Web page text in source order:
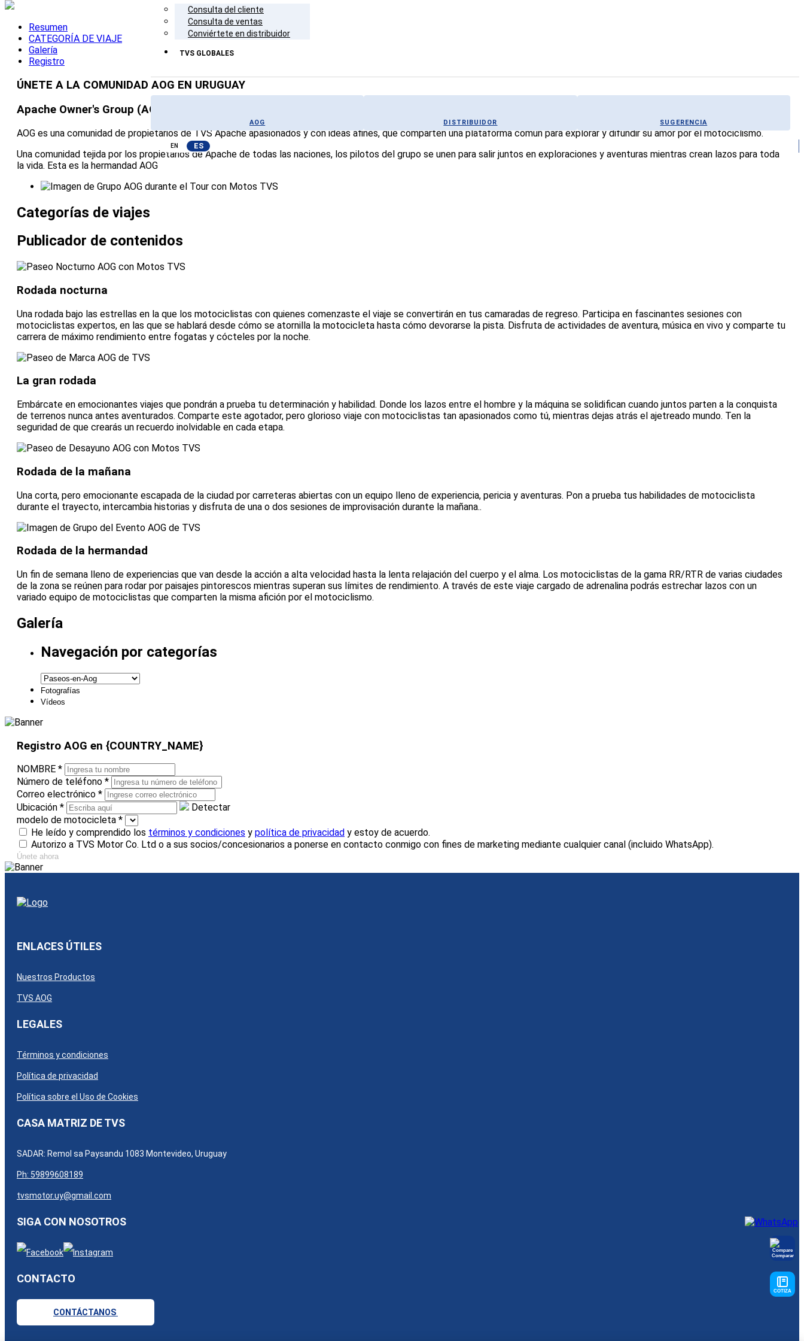
Consulta del cliente
Consulta de ventas
Conviértete en distribuidor
TVS GLOBALES
AOG DISTRIBUIDOR SUGERENCIA
EN ES
Resumen
CATEGORÍA DE VIAJE
Galería
Registro
ÚNETE A LA COMUNIDAD AOG EN URUGUAY
Apache Owner's Group (AOG)
AOG es una comunidad de propietarios de TVS Apache apasionados y con ideas afines, que comparten una plataforma común para explorar y difundir su amor por el motociclismo.
Una comunidad tejida por los propietarios de Apache de todas las naciones, los pilotos del grupo se unen para salir juntos en exploraciones y aventuras mientras crean lazos para toda
la vida. Esta es la hermandad AOG
Categorías de viajes
Publicador de contenidos
Rodada nocturna
Una rodada bajo las estrellas en la que los motociclistas con quienes comenzaste el viaje se convertirán en tus camaradas de regreso. Participa en fascinantes sesiones con
motociclistas expertos, en las que se hablará desde cómo se atornilla la motocicleta hasta cómo devorarse la pista. Disfruta de actividades de aventura, música en vivo y comparte tu
carrera de máximo rendimiento entre fogatas y cócteles por la noche.
La gran rodada
Embárcate en emocionantes viajes que pondrán a prueba tu determinación y habilidad. Donde los lazos entre el hombre y la máquina se solidifican cuando juntos parten a la conquista
de terrenos nunca antes aventurados. Comparte este agotador, pero glorioso viaje con motociclistas tan apasionados como tú, mientras dejas atrás el ajetreado mundo. Ten la
seguridad de que crearás un recuerdo inolvidable en cada etapa.
Rodada de la mañana
Una corta, pero emocionante escapada de la ciudad por carreteras abiertas con un equipo lleno de experiencia, pericia y aventuras. Pon a prueba tus habilidades de motociclista
durante el trayecto, intercambia historias y disfruta de una o dos sesiones de improvisación durante la mañana..
Rodada de la hermandad
Un fin de semana lleno de experiencias que van desde la acción a alta velocidad hasta la lenta relajación del cuerpo y el alma. Los motociclistas de la gama RR/RTR de varias ciudades
de la zona se reúnen para rodar por paisajes pintorescos mientras superan sus límites de rendimiento. A través de este viaje cargado de adrenalina podrás estrechar lazos con un
variado equipo de motociclistas que comparten la misma afición por el motociclismo.
Galería
Navegación por categorías
Fotografías
Vídeos
Registro AOG en {COUNTRY_NAME}
NOMBRE *
Número de teléfono *
Correo electrónico *
Ubicación *
Detectar
modelo de motocicleta *
He leído y comprendido los términos y condiciones y política de privacidad y estoy de acuerdo.
Autorizo a TVS Motor Co. Ltd o a sus socios/concesionarios a ponerse en contacto conmigo con fines de marketing mediante cualquier canal (incluido WhatsApp).
Únete ahora
ENLACES ÚTILES
Nuestros Productos
TVS AOG
LEGALES
Términos y condiciones
Política de privacidad
Política sobre el Uso de Cookies
CASA MATRIZ DE TVS
SADAR: Remol sa Paysandu 1083 Montevideo, Uruguay
Ph: 59899608189
tvsmotor.uy@gmail.com
SIGA CON NOSOTROS
CONTACTO
CONTÁCTANOS
Comparar
COTIZA